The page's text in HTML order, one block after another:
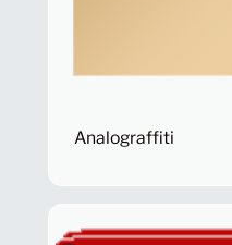
Analograffiti